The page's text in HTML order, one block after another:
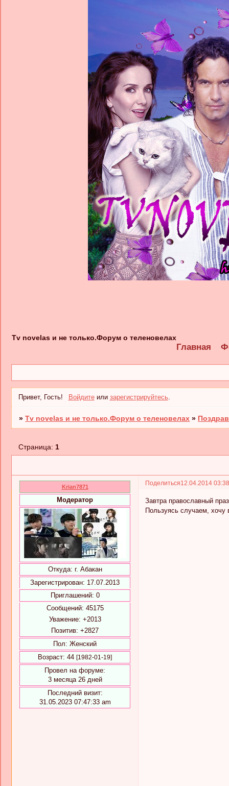
Tv novelas и не только.Форум о теленовелах
Главная
Привет, Гость! Войдитеили зарегистрируйтесь.
»Tv novelas и не только.Форум о теленовелах »
Страница:1
Поделиться12.04.2014
Krian7871
Модератор
Откуда: г. Абакан
Зарегистрирован: 17.07.2013
Приглашений: 0
Сообщений: 45175
Уважение: +2013
Позитив: +2827
Пол: Женский
Возраст: 44 [1982-01-19]
Провел на форуме:
3 месяца 26 дней
Последний визит:
31.05.2023 07:47:33 am
Завтра православный
Пользуясь случаем,